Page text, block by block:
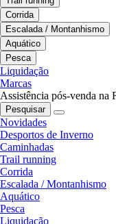
Corrida
Escalada / Montanhismo
Aquático
Pesca
Liquidação
Marcas
Assistência pós-venda na
Pesquisar
Novidades
Desportos de Inverno
Caminhadas
Trail running
Corrida
Escalada / Montanhismo
Aquático
Pesca
Liquidação